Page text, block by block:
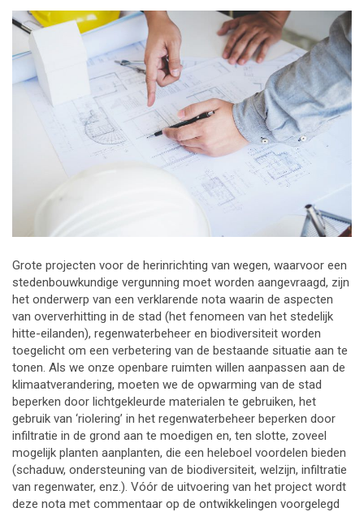
Grote projecten voor de herinrichting van wegen, waarvoor een
stedenbouwkundige vergunning moet worden aangevraagd, zijn
het onderwerp van een verklarende nota waarin de aspecten
van oververhitting in de stad (het fenomeen van het stedelijk
hitte-eilanden), regenwaterbeheer en biodiversiteit worden
toegelicht om een verbetering van de bestaande situatie aan te
tonen. Als we onze openbare ruimten willen aanpassen aan de
klimaatverandering, moeten we de opwarming van de stad
beperken door lichtgekleurde materialen te gebruiken, het
gebruik van ‘riolering’ in het regenwaterbeheer beperken door
infiltratie in de grond aan te moedigen en, ten slotte, zoveel
mogelijk planten aanplanten, die een heleboel voordelen bieden
(schaduw, ondersteuning van de biodiversiteit, welzijn, infiltratie
van regenwater, enz.). Vóór de uitvoering van het project wordt
deze nota met commentaar op de ontwikkelingen voorgelegd